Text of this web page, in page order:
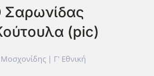
Σαρωνίδας
(pic)
| Γ' Εθνική